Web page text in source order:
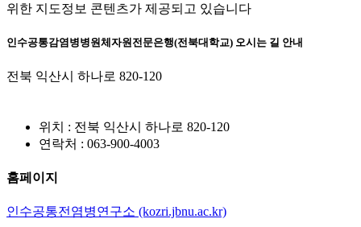
위한 지도정보 콘텐츠가 제공되고 있습니다
인수공통감염병병원체자원전문은행(전북대학교) 오시는 길 안내
전북 익산시 하나로 820-120
위치 : 전북 익산시 하나로 820-120
연락처 : 063-900-4003
홈페이지
인수공통전염병연구소 (kozri.jbnu.ac.kr)